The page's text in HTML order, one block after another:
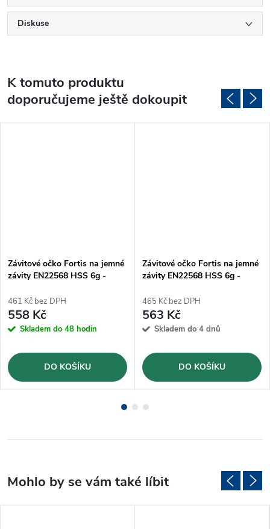
Diskuse
K tomuto produktu
doporučujeme ještě dokoupit
Závitové očko Fortis na jemné
závity EN22568 HSS 6g -
461 Kč bez DPH
558 Kč
Skladem do 48 hodin
DO KOŠÍKU
Závitové očko Fortis na jemné
závity EN22568 HSS 6g -
465 Kč bez DPH
563 Kč
Skladem do 4 dnů
DO KOŠÍKU